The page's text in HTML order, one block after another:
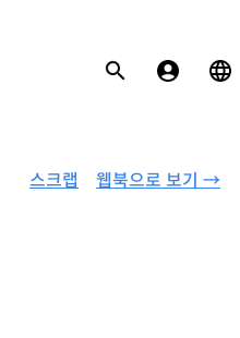
웹북으로 보기 →
스크랩